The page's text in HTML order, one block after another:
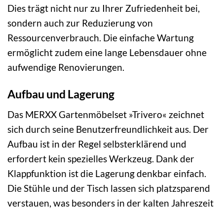
Dies trägt nicht nur zu Ihrer Zufriedenheit bei,
sondern auch zur Reduzierung von
Ressourcenverbrauch. Die einfache Wartung
ermöglicht zudem eine lange Lebensdauer ohne
aufwendige Renovierungen.
Aufbau und Lagerung
Das MERXX Gartenmöbelset »Trivero« zeichnet
sich durch seine Benutzer­freundlichkeit aus. Der
Aufbau ist in der Regel selbsterklärend und
erfordert kein spezielles Werkzeug. Dank der
Klappfunktion ist die Lagerung denkbar einfach.
Die Stühle und der Tisch lassen sich platzsparend
verstauen, was besonders in der kalten Jahreszeit